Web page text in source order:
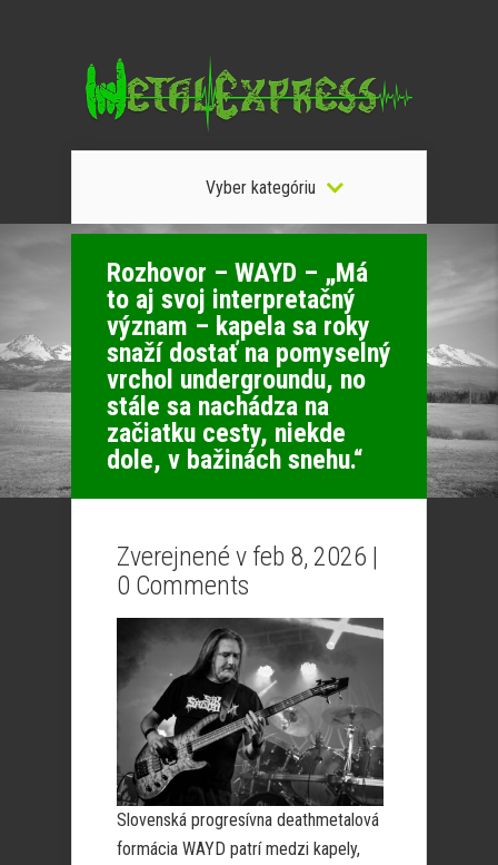
Vyber kategóriu
Rozhovor – WAYD – „Má
to aj svoj interpretačný
význam – kapela sa roky
snaží dostať na pomyselný
vrchol undergroundu, no
stále sa nachádza na
začiatku cesty, niekde
dole, v bažinách snehu.“
Zverejnené v feb 8, 2026 |
0 Comments
Slovenská progresívna deathmetalová
formácia WAYD patrí medzi kapely,